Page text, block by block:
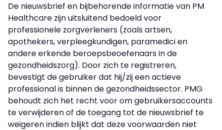
De nieuwsbrief en bijbehorende informatie van PM
Healthcare zijn uitsluitend bedoeld voor
professionele zorgverleners (zoals artsen,
apothekers, verpleegkundigen, paramedici en
andere erkende beroepsbeoefenaars in de
gezondheidszorg). Door zich te registreren,
bevestigt de gebruiker dat hij/zij een actieve
professional is binnen de gezondheidssector. PMG
behoudt zich het recht voor om gebruikersaccounts
te verwijderen of de toegang tot de nieuwsbrief te
weigeren indien blijkt dat deze voorwaarden niet